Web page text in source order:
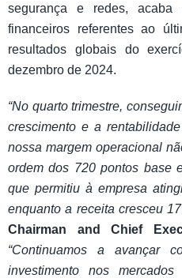
segurança e redes,
financeiros referentes ao
resultados globais do
dezembro de 2024.
“No quarto trimestre,
crescimento e a
nossa margem operacional
ordem dos 720 pontos base
que permitiu à empresa
enquanto a receita cresceu
Chairman and Chief
“Continuamos a avançar
investimento nos